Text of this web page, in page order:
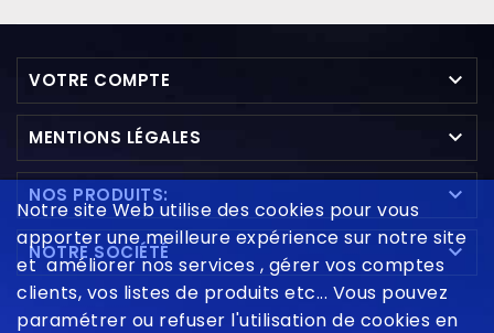
Notre site Web utilise des cookies pour vous
apporter une meilleure expérience sur notre site
et améliorer nos services , gérer vos comptes
clients, vos listes de produits etc... Vous pouvez
paramétrer ou refuser l'utilisation de cookies en
VOTRE COMPTE 
MENTIONS LÉGALES 
NOS PRODUITS: 
NOTRE SOCIÉTÉ 